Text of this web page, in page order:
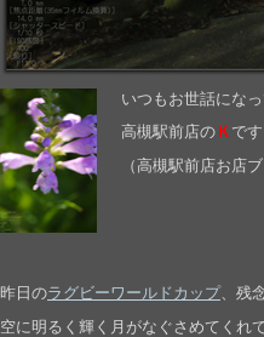
いつもお世話にな
高槻駅前店の Ｋ で
（高槻駅前店お店
昨日のラグビーワールドカップ、残
空に明るく輝く月がなぐさめてくれ